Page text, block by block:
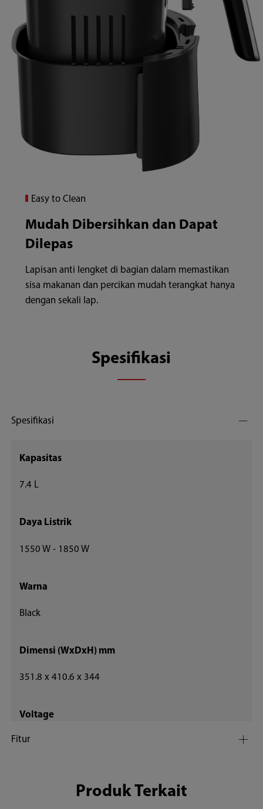
Easy to Clean
Mudah Dibersihkan dan Dapat
Dilepas
Lapisan anti lengket di bagian dalam memastikan
sisa makanan dan percikan mudah terangkat hanya
dengan sekali lap.
Spesifikasi
Spesifikasi
Kapasitas
7.4 L
Daya Listrik
1550 W - 1850 W
Warna
Black
Dimensi (WxDxH) mm
351.8 x 410.6 x 344
Voltage
220~240V;50/60Hz
Fitur
Produk Terkait